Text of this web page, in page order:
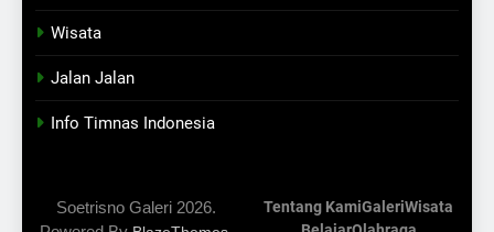
Wisata
Jalan Jalan
Info Timnas Indonesia
Soetrisno Galeri 2026.
Tentang KamiGaleriWisata